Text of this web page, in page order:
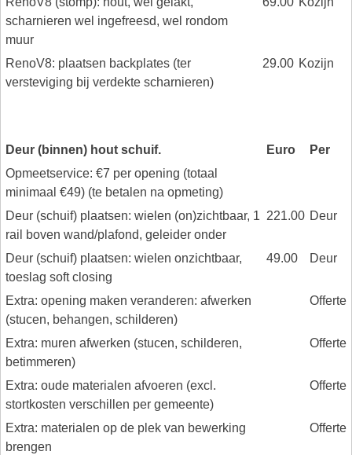
scharnieren wel ingefreesd, wel rondom
muur
RenoV8: plaatsen backplates (ter
versteviging bij verdekte scharnieren)
29.00 Kozijn
Deur (binnen) hout schuif. Euro
Per
Opmeetservice: €7 per opening (totaal
minimaal €49) (te betalen na opmeting)
Deur (schuif) plaatsen: wielen (on)zichtbaar, 1
rail boven wand/plafond, geleider onder
221.00 Deur
Deur (schuif) plaatsen: wielen onzichtbaar,
toeslag soft closing
49.00 Deur
Extra: opening maken veranderen: afwerken
(stucen, behangen, schilderen)
Offerte
Extra: muren afwerken (stucen, schilderen,
betimmeren)
Offerte
Extra: oude materialen afvoeren (excl.
stortkosten verschillen per gemeente)
Offerte
Extra: materialen op de plek van bewerking
brengen
Offerte